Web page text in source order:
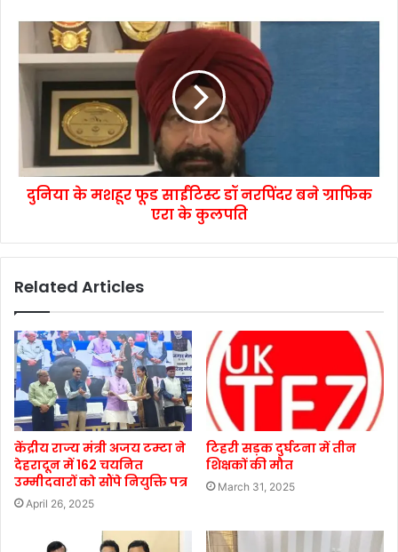
दुनिया के मशहूर फूड साईंटिस्ट डॉ नरपिंदर बने ग्राफिक
एरा के कुलपति
Related Articles
केंद्रीय राज्य मंत्री अजय टम्टा ने
देहरादून में 162 चयनित
उम्मीदवारों को सौंपे नियुक्ति पत्र
April 26, 2025
टिहरी सड़क दुर्घटना में तीन
शिक्षकों की मौत
March 31, 2025